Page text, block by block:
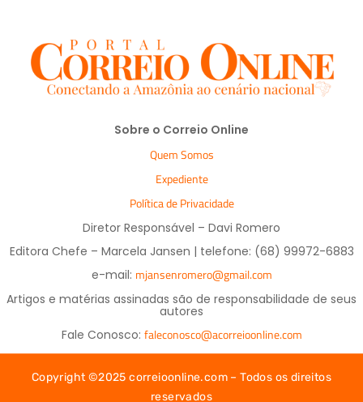
Sobre o Correio Online
Quem Somos
Expediente
Política de Privacidade
Diretor Responsável – Davi Romero
Editora Chefe – Marcela Jansen | telefone: (68) 99972-6883
e-mail: mjansenromero@gmail.com
Artigos e matérias assinadas são de responsabilidade de seus
autores
Fale Conosco: faleconosco@acorreioonline.com
Copyright ©2025 correioonline.com – Todos os direitos
reservados